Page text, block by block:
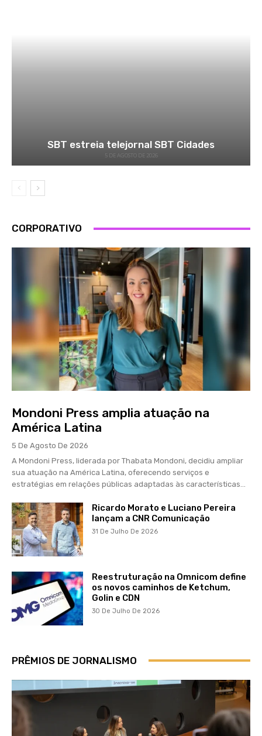
SBT estreia telejornal SBT Cidades
5 DE AGOSTO DE 2026
CORPORATIVO
Mondoni Press amplia atuação na
América Latina
5 De Agosto De 2026
A Mondoni Press, liderada por Thabata Mondoni, decidiu ampliar
sua atuação na América Latina, oferecendo serviços e
estratégias em relações públicas adaptadas às características...
Ricardo Morato e Luciano Pereira
lançam a CNR Comunicação
31 De Julho De 2026
Reestruturação na Omnicom define
os novos caminhos de Ketchum,
Golin e CDN
30 De Julho De 2026
PRÊMIOS DE JORNALISMO